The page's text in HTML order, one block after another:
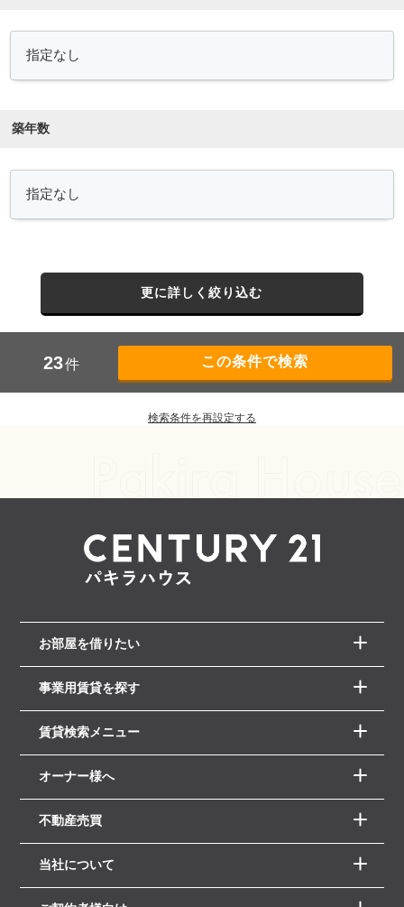
築年数
更に詳しく絞り込む
23件
検索条件を再設定する
お部屋を借りたい
事業用賃貸を探す
賃貸検索メニュー
オーナー様へ
不動産売買
当社について